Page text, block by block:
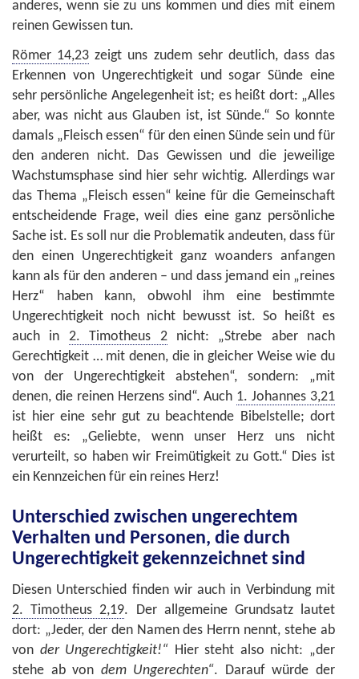
anderes, wenn sie zu uns kommen und dies mit einem
reinen Gewissen tun.
Römer 14,23 zeigt uns zudem sehr deutlich, dass das
Erkennen von Ungerechtigkeit und sogar Sünde eine
sehr persönliche Angelegenheit ist; es heißt dort: „Alles
aber, was nicht aus Glauben ist, ist Sünde.“ So konnte
damals „Fleisch essen“ für den einen Sünde sein und für
den anderen nicht. Das Gewissen und die jeweilige
Wachstumsphase sind hier sehr wichtig. Allerdings war
das Thema „Fleisch essen“ keine für die Gemeinschaft
entscheidende Frage, weil dies eine ganz persönliche
Sache ist. Es soll nur die Problematik andeuten, dass für
den einen Ungerechtigkeit ganz woanders anfangen
kann als für den anderen – und dass jemand ein „reines
Herz“ haben kann, obwohl ihm eine bestimmte
Ungerechtigkeit noch nicht bewusst ist. So heißt es
auch in 2. Timotheus 2nicht: „Strebe aber nach
Gerechtigkeit … mit denen, die in gleicher Weise wie du
von der Ungerechtigkeit abstehen“, sondern: „mit
denen, die reinen Herzens sind“. Auch 1. Johannes 3,21
ist hier eine sehr gut zu beachtende Bibelstelle; dort
heißt es: „Geliebte, wenn unser Herz uns nicht
verurteilt, so haben wir Freimütigkeit zu Gott.“ Dies ist
ein Kennzeichen für ein reines Herz!
Unterschied zwischen ungerechtem
Verhalten und Personen, die durch
Ungerechtigkeit gekennzeichnet sind
Diesen Unterschied finden wir auch in Verbindung mit
2. Timotheus 2,19. Der allgemeine Grundsatz lautet
dort: „Jeder, der den Namen des Herrn nennt, stehe ab
von der Ungerechtigkeit!“ Hier steht also nicht: „der
stehe ab von dem Ungerechten“. Darauf würde der